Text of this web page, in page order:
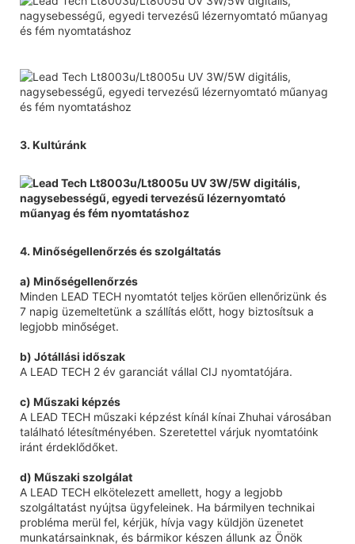
3. Kultúránk
4. Minőségellenőrzés és szolgáltatás
a) Minőségellenőrzés
Minden LEAD TECH nyomtatót teljes körűen ellenőrizünk és
7 napig üzemeltetünk a szállítás előtt, hogy biztosítsuk a
legjobb minőséget.
b) Jótállási időszak
A LEAD TECH 2 év garanciát vállal CIJ nyomtatójára.
c) Műszaki képzés
A LEAD TECH műszaki képzést kínál kínai Zhuhai városában
található létesítményében. Szeretettel várjuk nyomtatóink
iránt érdeklődőket.
d) Műszaki szolgálat
A LEAD TECH elkötelezett amellett, hogy a legjobb
szolgáltatást nyújtsa ügyfeleinek. Ha bármilyen technikai
probléma merül fel, kérjük, hívja vagy küldjön üzenetet
munkatársainknak, és bármikor készen állunk az Önök